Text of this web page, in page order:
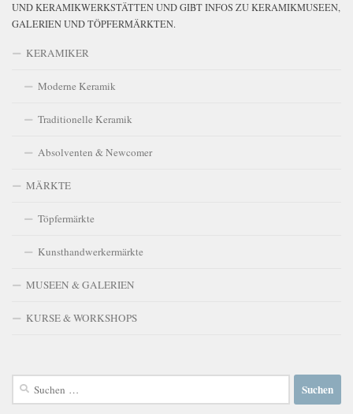
UND KERAMIKWERKSTÄTTEN UND GIBT INFOS ZU KERAMIKMUSEEN,
GALERIEN UND TÖPFERMÄRKTEN.
KERAMIKER
Moderne Keramik
Traditionelle Keramik
Absolventen & Newcomer
MÄRKTE
Töpfermärkte
Kunsthandwerkermärkte
MUSEEN & GALERIEN
KURSE & WORKSHOPS
Suchen